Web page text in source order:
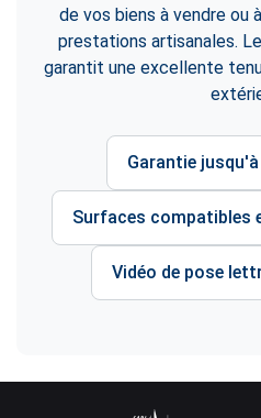
de vos biens à vendre ou
prestations artisanales.
garantit une excellente
Garantie
Surfaces compatibles
Vidéo de pose